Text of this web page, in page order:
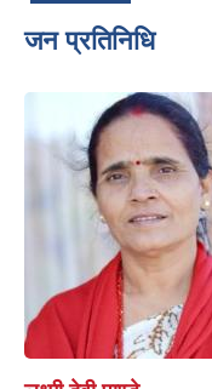
जन प्रतिनिधि